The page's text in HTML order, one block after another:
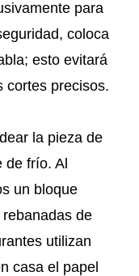
para
coloca
esto evitará
cortes precisos.
la pieza de
de frío. Al
un bloque
de
utilizan
casa el papel